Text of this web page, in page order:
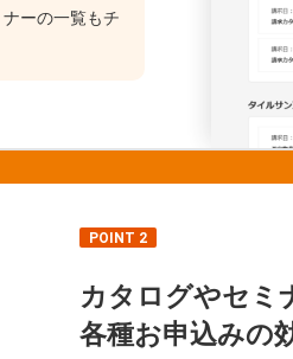
ーの一覧もチ
POINT 2
カタログやセミ
各種お申込みの